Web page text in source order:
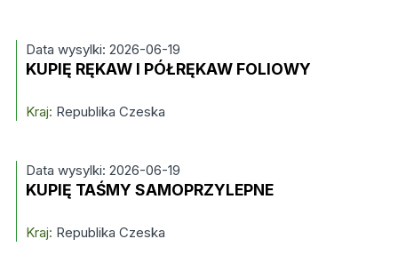
Data wysylki: 2026-06-19
KUPIĘ RĘKAW I PÓŁRĘKAW FOLIOWY
Kraj: Republika Czeska
Data wysylki: 2026-06-19
KUPIĘ TAŚMY SAMOPRZYLEPNE
Kraj: Republika Czeska